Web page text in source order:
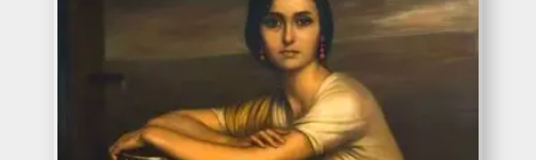
hasta
396€